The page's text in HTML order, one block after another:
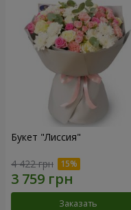
Букет "Лиссия"
4 422 грн
Заказать